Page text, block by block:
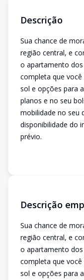
Descrição
Sua chance de
região central, e
o apartamento
completa que você
sol e opções para
planos e no seu
mobilidade no seu
disponibilidade do
prévio.
Descrição
Sua chance de
região central, e
o apartamento
completa que você
sol e opções para